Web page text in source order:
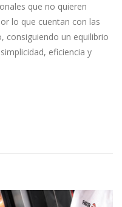
que no quieren
lo que cuentan con las
consiguiendo un equilibrio
eficiencia y